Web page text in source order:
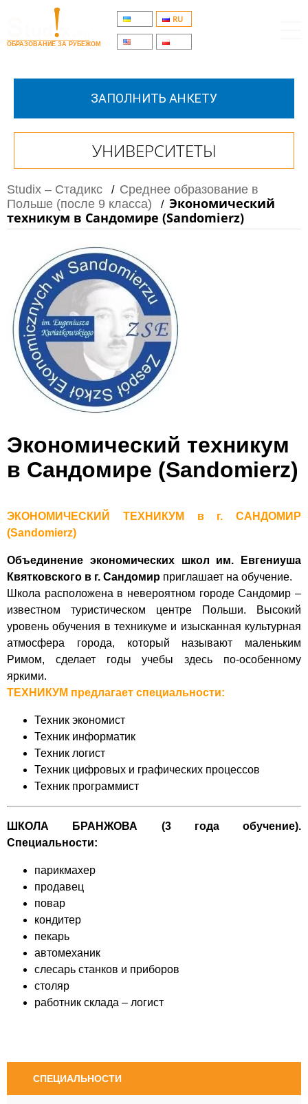
ОБРАЗОВАНИЕ ЗА РУБЕЖОМ
RU
ЗАПОЛНИТЬ АНКЕТУ
УНИВЕРСИТЕТЫ
Studix – Стадикс / Среднее образование в
Польше (после 9 класса)
/ Экономический
техникум в Сандомире (Sandomierz)
Экономический техникум
в Сандомире (Sandomierz)
ЭКОНОМИЧЕСКИЙ ТЕХНИКУМ в г. САНДОМИР
(Sandomierz)
Объединение экономических школ им.
Евгениуша
Квятковского в г. Сандомир приглашает на обучение.
Школа расположена в невероятном городе Сандомир –
известном туристическом центре Польши.
Высокий
уровень обучения в техникуме и изысканная культурная
атмосфера
города, который называют
маленьким
Римом, сделает годы учебы здесь
по-особенному
яркими.
ТЕХНИКУМ предлагает специальности:
Техник экономист
Техник информатик
Техник логист
Техник цифровых и графических процессов
Техник программист
ШКОЛА БРАНЖОВА (3 года обучение).
Специальности:
парикмахер
продавец
повар
кондитер
пекарь
автомеханик
слесарь станков и приборов
столяр
работник склада – логист
СПЕЦИАЛЬНОСТИ